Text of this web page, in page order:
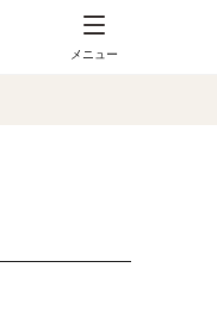
メニュー